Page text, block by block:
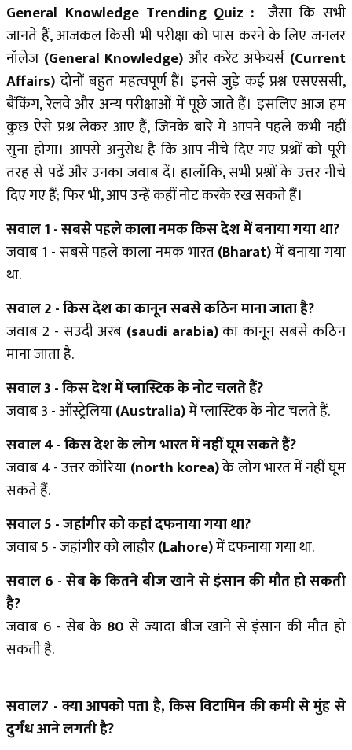
General Knowledge Trending Quiz : जैसा कि सभी
जानते हैं, आजकल किसी भी परीक्षा को पास करने के लिए जनलर
नॉलेज (General Knowledge) और करेंट अफेयर्स (Current
Affairs) दोनों बहुत महत्वपूर्ण हैं। इनसे जुड़े कई प्रश्न एसएससी,
बैंकिंग, रेलवे और अन्य परीक्षाओं में पूछे जाते हैं। इसलिए आज हम
कुछ ऐसे प्रश्न लेकर आए हैं, जिनके बारे में आपने पहले कभी नहीं
सुना होगा। आपसे अनुरोध है कि आप नीचे दिए गए प्रश्नों को पूरी
तरह से पढ़ें और उनका जवाब दें। हालाँकि, सभी प्रश्नों के उत्तर नीचे
दिए गए हैं; फिर भी, आप उन्हें कहीं नोट करके रख सकते हैं।
सवाल 1 - सबसे पहले काला नमक किस देश में बनाया गया था?
जवाब 1 - सबसे पहले काला नमक भारत(Bharat)में बनाया गया
था.
सवाल 2 - किस देश का कानून सबसे कठिन माना जाता है?
जवाब 2 - सउदी अरब (saudi arabia)का कानून सबसे कठिन
माना जाता है.
सवाल 3 - किस देश में प्लास्टिक के नोट चलते हैं?
जवाब 3 - ऑस्ट्रेलिया(Australia)में प्लास्टिक के नोट चलते हैं.
सवाल 4 - किस देश के लोग भारत में नहीं घूम सकते हैं?
जवाब 4 - उत्तर कोरिया(north korea)के लोग भारत में नहीं घूम
सकते हैं.
सवाल 5 - जहांगीर को कहां दफनाया गया था?
जवाब 5 - जहांगीर को लाहौर(Lahore)में दफनाया गया था.
सवाल 6 - सेब के कितने बीज खाने से इंसान की मौत हो सकती
है?
जवाब 6 - सेबके 80 से ज्यादा बीज खाने से इंसान की मौत हो
सकती है.
सवाल7 - क्या आपको पता है, किस विटामिन की कमी से मुंह से
दुर्गंध आने लगती है?